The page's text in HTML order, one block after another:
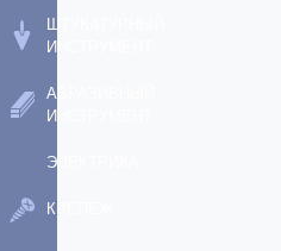
ШТУКАТУРНЫЙ
ИНСТРУМЕНТ
АБРАЗИВНЫЙ
ИНСТРУМЕНТ
ЭЛЕКТРИКА
КРЕПЕЖ